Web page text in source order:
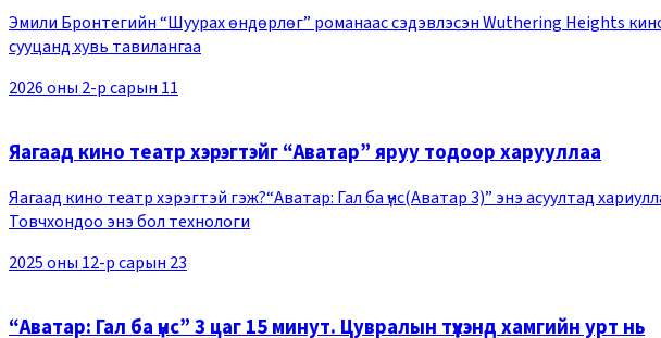
Эмили Бронтегийн “Шуурах өндөрлөг” романаас сэдэвлэсэн Wuthering Heights кино
сууцанд хувь тавилангаа
2026 оны 2-р сарын 11
Яагаад кино театр хэрэгтэйг “Аватар” яруу тодоор харууллаа
Яагаад кино театр хэрэгтэй гэж?“Аватар: Гал ба үнс(Аватар 3)” энэ асуултад
Товчхондоо энэ бол технологи
2025 оны 12-р сарын 23
“Аватар: Гал ба үнс” 3 цаг 15 минут. Цувралын түүхэнд хамгийн урт нь